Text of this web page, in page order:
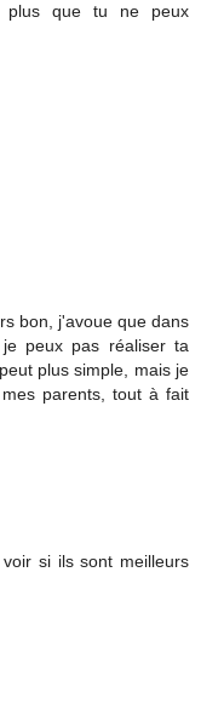
plus que tu ne peux
bon, j'avoue que dans
peux pas réaliser ta
plus simple, mais je
parents, tout à fait
si ils sont meilleurs